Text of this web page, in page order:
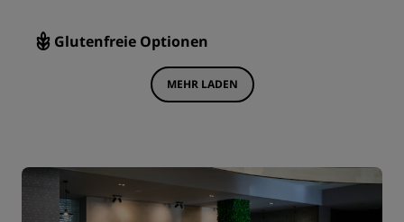
Glutenfreie Optionen
MEHR LADEN